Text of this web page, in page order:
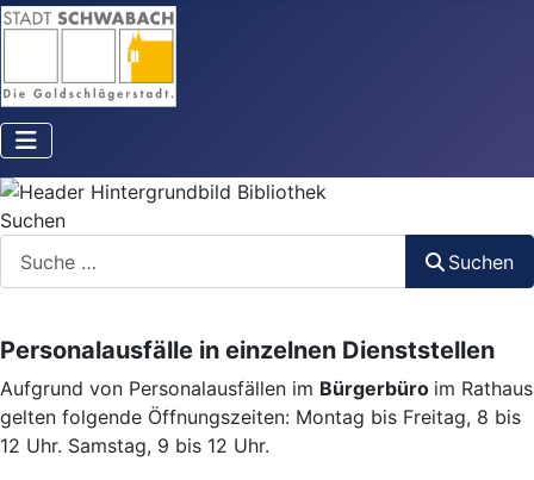
Suchen
Suchen
Personalausfälle in einzelnen Dienststellen
Aufgrund von Personalausfällen im Bürgerbüro im Rathaus
gelten folgende Öffnungszeiten: Montag bis Freitag, 8 bis
12 Uhr. Samstag, 9 bis 12 Uhr.